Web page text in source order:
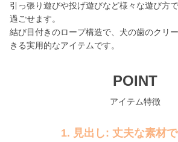
引っ張り遊びや投げ遊びなど様々な遊び方
過ごせます。
結び目付きのロープ構造で、犬の歯のクリ
きる実用的なアイテムです。
POINT
アイテム特徴
1. 見出し: 丈夫な素材